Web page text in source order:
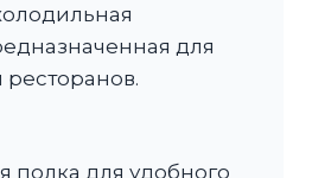
для
ресторанов.
полка для удобного